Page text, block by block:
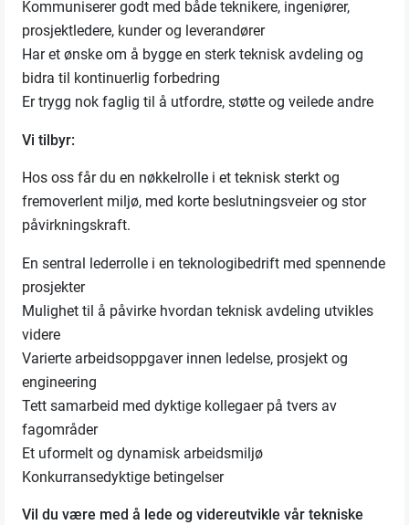
Kommuniserer godt med både teknikere, ingeniører,
prosjektledere, kunder og leverandører
Har et ønske om å bygge en sterk teknisk avdeling og
bidra til kontinuerlig forbedring
Er trygg nok faglig til å utfordre, støtte og veilede andre
Vi tilbyr:
Hos oss får du en nøkkelrolle i et teknisk sterkt og
fremoverlent miljø, med korte beslutningsveier og stor
påvirkningskraft.
En sentral lederrolle i en teknologibedrift med spennende
prosjekter
Mulighet til å påvirke hvordan teknisk avdeling utvikles
videre
Varierte arbeidsoppgaver innen ledelse, prosjekt og
engineering
Tett samarbeid med dyktige kollegaer på tvers av
fagområder
Et uformelt og dynamisk arbeidsmiljø
Konkurransedyktige betingelser
Vil du være med å lede og videreutvikle vår tekniske